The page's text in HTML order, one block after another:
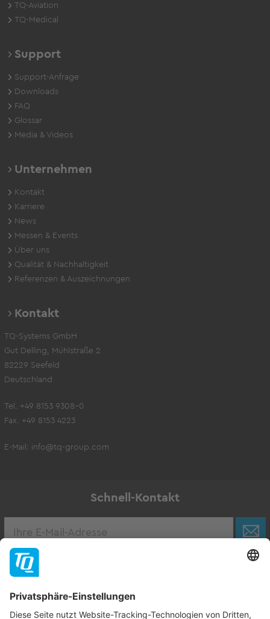
TQ-Aviation
TQ-Medical
Support
Support-Anfrage
Downloads
FAQ
Glossar
Media & Videos
Unternehmen
Kontakt
Karriere
News
Messen & Events
Über uns
Qualität & Nachhaltigkeit
Referenzen & Auszeichnungen
Kontakt
TQ-Systems GmbH
Gut Delling, Mühlstraße 2
82229 Seefeld
Deutschland
Tel. +49 8153 9308-0
Fax. +49 8153 4223
E-Mail: info@tq-group.com
Schnell-Kontakt